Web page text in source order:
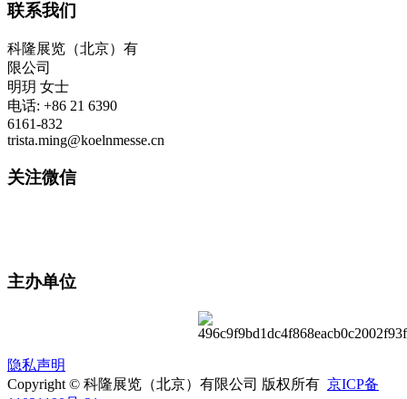
联系我们
科隆展览（北京）有
限公司
明玥 女士
电话: +86 21 6390
6161-832
trista.ming@koelnmesse.cn
关注微信
主办单位
隐私声明
Copyright © 科隆展览（北京）有限公司 版权所有 京ICP备